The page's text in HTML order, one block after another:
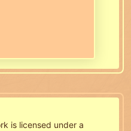
is licensed under a